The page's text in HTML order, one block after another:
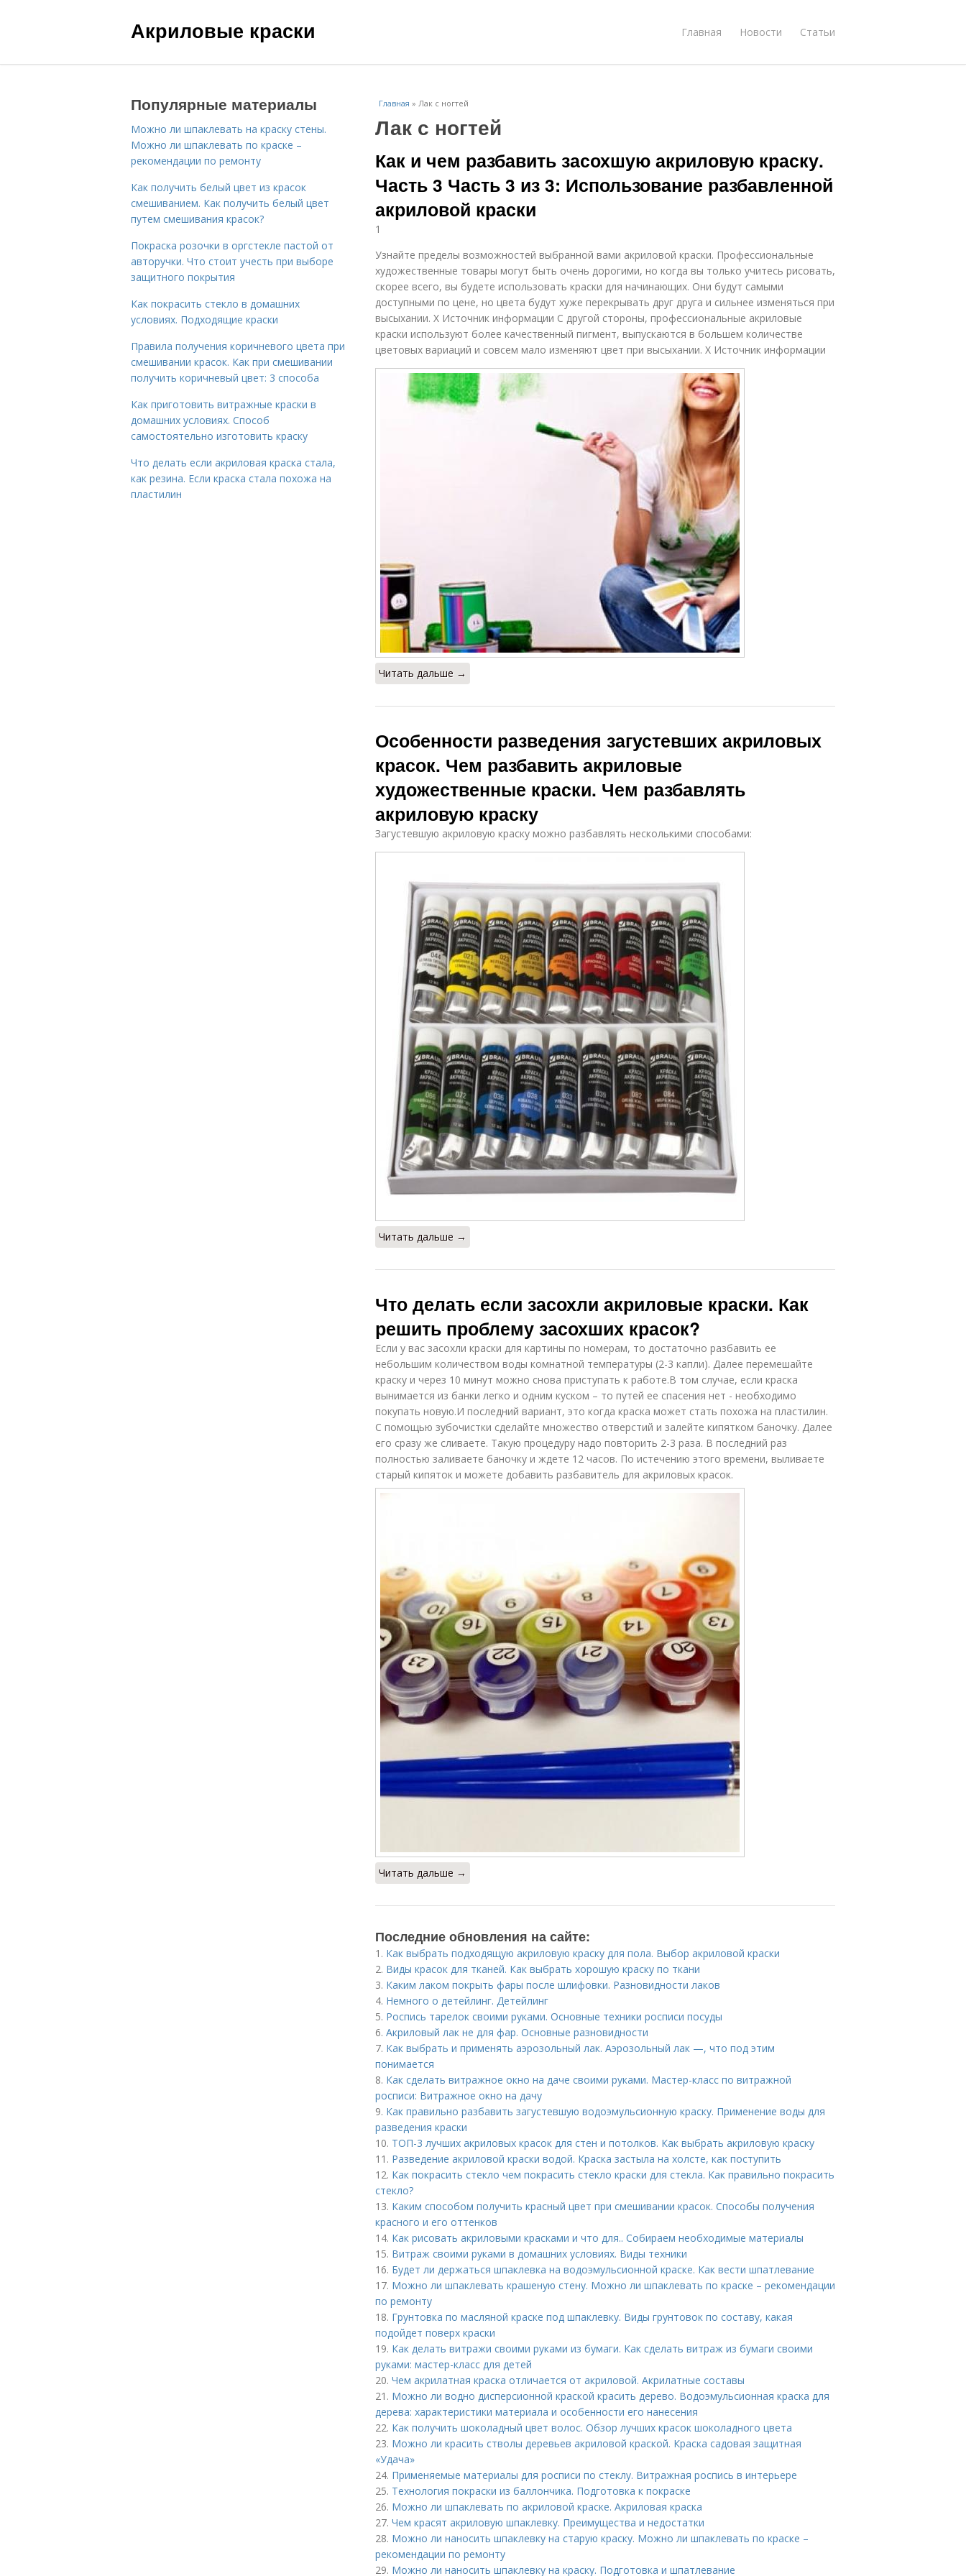
Акриловые краски Главная Новости Статьи
Главная » Лак с ногтей
Лак с ногтей
Как и чем разбавить засохшую акриловую краску.
Часть 3 Часть 3 из 3: Использование разбавленной
акриловой краски
1
Узнайте пределы возможностей выбранной вами акриловой краски. Профессиональные
художественные товары могут быть очень дорогими, но когда вы только учитесь рисовать,
скорее всего, вы будете использовать краски для начинающих. Они будут самыми
доступными по цене, но цвета будут хуже перекрывать друг друга и сильнее изменяться при
высыхании. X Источник информации С другой стороны, профессиональные акриловые
краски используют более качественный пигмент, выпускаются в большем количестве
цветовых вариаций и совсем мало изменяют цвет при высыхании. X Источник информации
Читать дальше →
Особенности разведения загустевших акриловых
красок. Чем разбавить акриловые
художественные краски. Чем разбавлять
акриловую краску
Загустевшую акриловую краску можно разбавлять несколькими способами:
Читать дальше →
Что делать если засохли акриловые краски. Как
решить проблему засохших красок?
Если у вас засохли краски для картины по номерам, то достаточно разбавить ее
небольшим количеством воды комнатной температуры (2-3 капли). Далее перемешайте
краску и через 10 минут можно снова приступать к работе.В том случае, если краска
вынимается из банки легко и одним куском – то путей ее спасения нет - необходимо
покупать новую.И последний вариант, это когда краска может стать похожа на пластилин.
С помощью зубочистки сделайте множество отверстий и залейте кипятком баночку. Далее
его сразу же сливаете. Такую процедуру надо повторить 2-3 раза. В последний раз
полностью заливаете баночку и ждете 12 часов. По истечению этого времени, выливаете
старый кипяток и можете добавить разбавитель для акриловых красок.
Читать дальше →
Последние обновления на сайте:
1. Как выбрать подходящую акриловую краску для пола. Выбор акриловой краски
2. Виды красок для тканей. Как выбрать хорошую краску по ткани
3. Каким лаком покрыть фары после шлифовки. Разновидности лаков
4. Немного о детейлинг. Детейлинг
5. Роспись тарелок своими руками. Основные техники росписи посуды
6. Акриловый лак не для фар. Основные разновидности
7. Как выбрать и применять аэрозольный лак. Аэрозольный лак —, что под этим
понимается
8. Как сделать витражное окно на даче своими руками. Мастер-класс по витражной
росписи: Витражное окно на дачу
9. Как правильно разбавить загустевшую водоэмульсионную краску. Применение воды для
разведения краски
10. ТОП-3 лучших акриловых красок для стен и потолков. Как выбрать акриловую краску
11. Разведение акриловой краски водой. Краска застыла на холсте, как поступить
12. Как покрасить стекло чем покрасить стекло краски для стекла. Как правильно покрасить
стекло?
13. Каким способом получить красный цвет при смешивании красок. Способы получения
красного и его оттенков
14. Как рисовать акриловыми красками и что для.. Собираем необходимые материалы
15. Витраж своими руками в домашних условиях. Виды техники
16. Будет ли держаться шпаклевка на водоэмульсионной краске. Как вести шпатлевание
17. Можно ли шпаклевать крашеную стену. Можно ли шпаклевать по краске – рекомендации
по ремонту
18. Грунтовка по масляной краске под шпаклевку. Виды грунтовок по составу, какая
подойдет поверх краски
19. Как делать витражи своими руками из бумаги. Как сделать витраж из бумаги своими
руками: мастер-класс для детей
20. Чем акрилатная краска отличается от акриловой. Акрилатные составы
21. Можно ли водно дисперсионной краской красить дерево. Водоэмульсионная краска для
дерева: характеристики материала и особенности его нанесения
22. Как получить шоколадный цвет волос. Обзор лучших красок шоколадного цвета
23. Можно ли красить стволы деревьев акриловой краской. Краска садовая защитная
«Удача»
24. Применяемые материалы для росписи по стеклу. Витражная роспись в интерьере
25. Технология покраски из баллончика. Подготовка к покраске
26. Можно ли шпаклевать по акриловой краске. Акриловая краска
27. Чем красят акриловую шпаклевку. Преимущества и недостатки
28. Можно ли наносить шпаклевку на старую краску. Можно ли шпаклевать по краске –
рекомендации по ремонту
29. Можно ли наносить шпаклевку на краску. Подготовка и шпатлевание
Популярные материалы
Можно ли шпаклевать на краску стены.
Можно ли шпаклевать по краске –
рекомендации по ремонту
Как получить белый цвет из красок
смешиванием. Как получить белый цвет
путем смешивания красок?
Покраска розочки в оргстекле пастой от
авторучки. Что стоит учесть при выборе
защитного покрытия
Как покрасить стекло в домашних
условиях. Подходящие краски
Правила получения коричневого цвета при
смешивании красок. Как при смешивании
получить коричневый цвет: 3 способа
Как приготовить витражные краски в
домашних условиях. Способ
самостоятельно изготовить краску
Что делать если акриловая краска стала,
как резина. Если краска стала похожа на
пластилин